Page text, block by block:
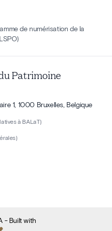
de numérisation de la
Patrimoine
1, 1000 Bruxelles, Belgique
à BALaT)
- Built with